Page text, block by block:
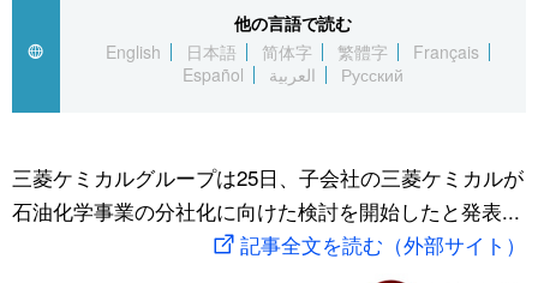
Русский
国際
社会
文化
アーカイブ
Japan Data
旅と暮らし
動画/Live
科学・技術
暮らし
スポーツ・東京2020
他の言語で読む
English
日本語 简体字 繁體字
Français
Español
العربية Русский
三菱ケミカルグループは25日、子会社の三菱ケミカルが
石油化学事業の分社化に向けた検討を開始したと発表...
記事全文を読む（外部サイト）